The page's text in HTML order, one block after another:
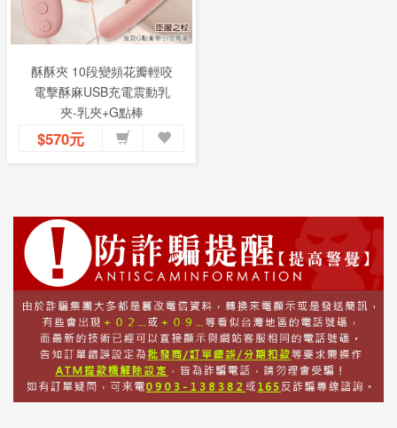
酥酥夾 10段變頻花瓣輕咬
電擊酥麻USB充電震動乳
夾-乳夾+G點棒
$570元